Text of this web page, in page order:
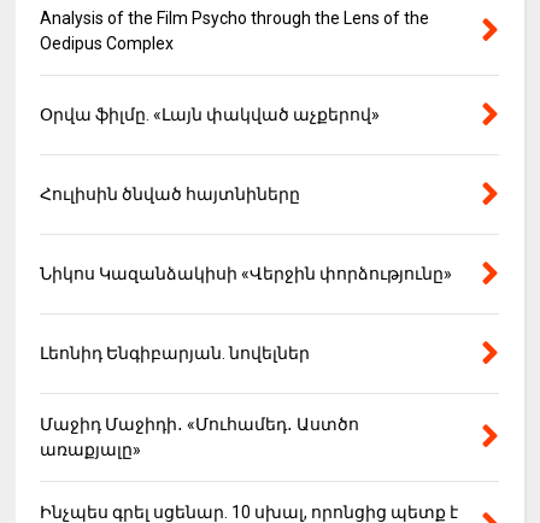
Analysis of the Film Psycho through the Lens of the
Oedipus Complex
Օրվա ֆիլմը. «Լայն փակված աչքերով»
Հուլիսին ծնված հայտնիները
Նիկոս Կազանձակիսի «Վերջին փորձությունը»
Լեոնիդ Ենգիբարյան. նովելներ
Մաջիդ Մաջիդի․ «Մուհամեդ․ Աստծո
առաքյալը»
Ինչպես գրել սցենար. 10 սխալ, որոնցից պետք է